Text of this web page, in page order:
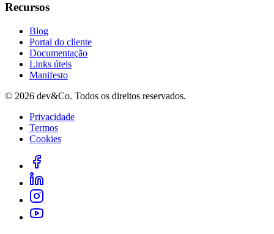
Recursos
Blog
Portal do cliente
Documentação
Links úteis
Manifesto
© 2026 dev&Co. Todos os direitos reservados.
Privacidade
Termos
Cookies